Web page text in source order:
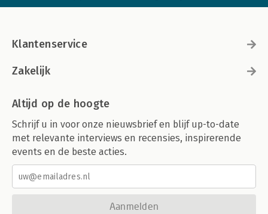
Klantenservice
Zakelijk
Altijd op de hoogte
Schrijf u in voor onze nieuwsbrief en blijf up-to-date
met relevante interviews en recensies, inspirerende
events en de beste acties.
Aanmelden